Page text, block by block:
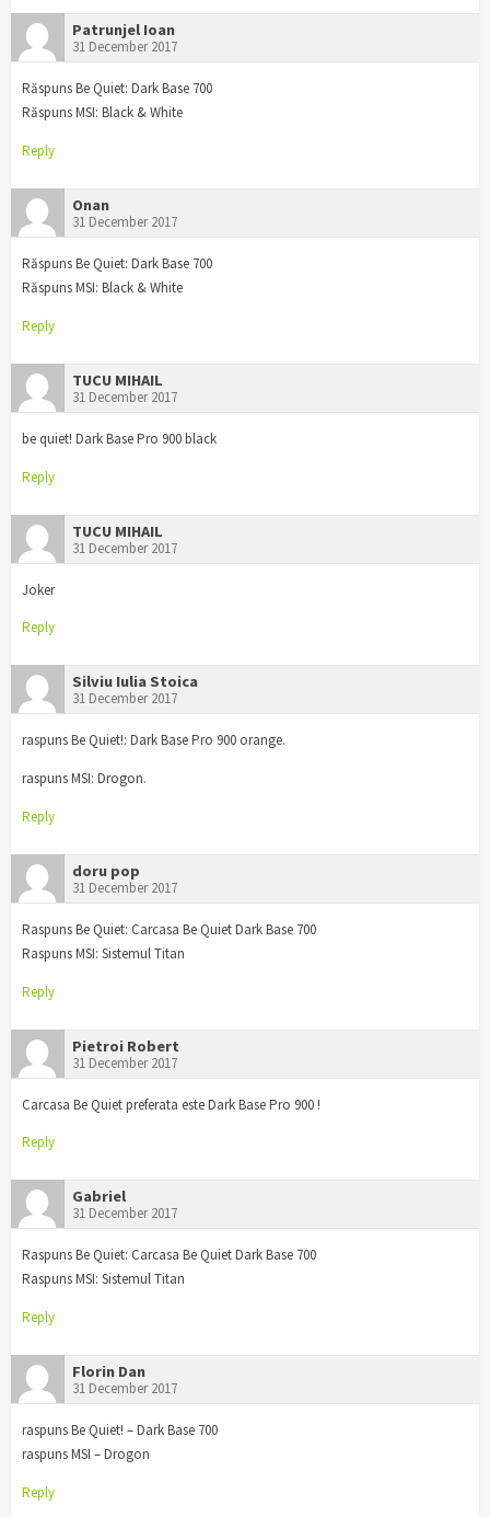
Patrunjel Ioan
31 December 2017
Răspuns Be Quiet: Dark Base 700
Răspuns MSI: Black & White
Reply
Onan
31 December 2017
Răspuns Be Quiet: Dark Base 700
Răspuns MSI: Black & White
Reply
TUCU MIHAIL
31 December 2017
be quiet! Dark Base Pro 900 black
Reply
TUCU MIHAIL
31 December 2017
Joker
Reply
Silviu Iulia Stoica
31 December 2017
raspuns Be Quiet!: Dark Base Pro 900 orange.
raspuns MSI: Drogon.
Reply
doru pop
31 December 2017
Raspuns Be Quiet: Carcasa Be Quiet Dark Base 700
Raspuns MSI: Sistemul Titan
Reply
Pietroi Robert
31 December 2017
Carcasa Be Quiet preferata este Dark Base Pro 900 !
Reply
Gabriel
31 December 2017
Raspuns Be Quiet: Carcasa Be Quiet Dark Base 700
Raspuns MSI: Sistemul Titan
Reply
Florin Dan
31 December 2017
raspuns Be Quiet! – Dark Base 700
raspuns MSI – Drogon
Reply